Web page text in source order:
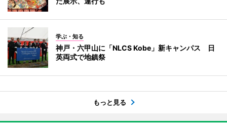
学ぶ・知る
神戸・六甲山に「NLCS Kobe」新キャンパス 日
英両式で地鎮祭
もっと見る